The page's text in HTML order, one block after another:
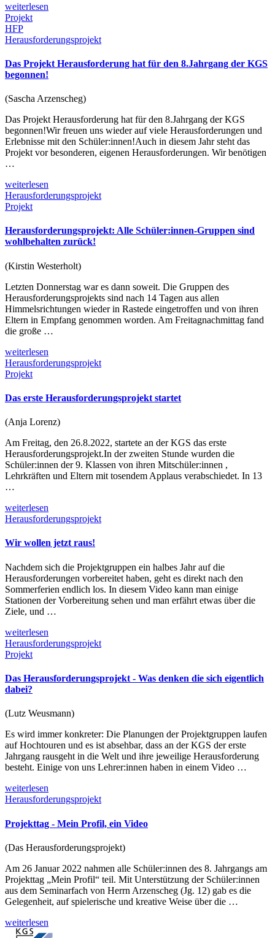
weiterlesen
Projekt
HFP
Herausforderungsprojekt
Das Projekt Herausforderung hat für den 8.Jahrgang der KGS
begonnen!
(Sascha Arzenscheg)
Das Projekt Herausforderung hat für den 8.Jahrgang der KGS
begonnen!Wir freuen uns wieder auf viele Herausforderungen und
Erlebnisse mit den Schüler:innen!Auch in diesem Jahr steht das
Projekt vor besonderen, eigenen Herausforderungen. Wir benötigen
…
weiterlesen
Herausforderungsprojekt
Projekt
Herausforderungsprojekt: Alle Schüler:innen-Gruppen sind
wohlbehalten zurück!
(Kirstin Westerholt)
Letzten Donnerstag war es dann soweit. Die Gruppen des
Herausforderungsprojekts sind nach 14 Tagen aus allen
Himmelsrichtungen wieder in Rastede eingetroffen und von ihren
Eltern in Empfang genommen worden. Am Freitagnachmittag fand
die große …
weiterlesen
Herausforderungsprojekt
Projekt
Das erste Herausforderungsprojekt startet
(Anja Lorenz)
Am Freitag, den 26.8.2022, startete an der KGS das erste
Herausforderungsprojekt.In der zweiten Stunde wurden die
Schüler:innen der 9. Klassen von ihren Mitschüler:innen ,
Lehrkräften und Eltern mit tosendem Applaus verabschiedet. In 13
…
weiterlesen
Herausforderungsprojekt
Wir wollen jetzt raus!
Nachdem sich die Projektgruppen ein halbes Jahr auf die
Herausforderungen vorbereitet haben, geht es direkt nach den
Sommerferien endlich los. In diesem Video kann man einige
Stationen der Vorbereitung sehen und man erfährt etwas über die
Ziele, und …
weiterlesen
Herausforderungsprojekt
Projekt
Das Herausforderungsprojekt - Was denken die sich eigentlich
dabei?
(Lutz Weusmann)
Es wird immer konkreter: Die Planungen der Projektgruppen laufen
auf Hochtouren und es ist absehbar, dass an der KGS der erste
Jahrgang rausgeht in die Welt und ihre jeweilige Herausforderung
besteht. Einige von uns Lehrer:innen haben in einem Video …
weiterlesen
Herausforderungsprojekt
Projekttag - Mein Profil, ein Video
(Das Herausforderungsprojekt)
Am 26 Januar 2022 nahmen alle Schüler:innen des 8. Jahrgangs am
Projekttag „Mein Profil“ teil. Mit Unterstützung der Schüler:innen
aus dem Seminarfach von Herrn Arzenscheg (Jg. 12) gab es die
Gelegenheit, auf spielerische und kreative Weise über die …
weiterlesen